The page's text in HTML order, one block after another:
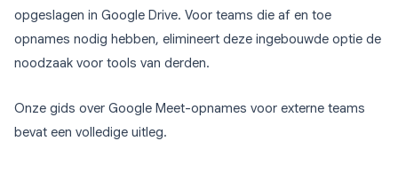
opgeslagen in Google Drive. Voor teams die af en toe
opnames nodig hebben, elimineert deze ingebouwde optie de
noodzaak voor tools van derden.
Onze gids over Google Meet-opnames voor externe teams
bevat een volledige uitleg.